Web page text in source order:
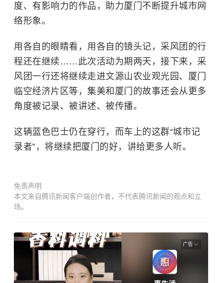
度、有影响力的作品，助力厦门不断提升城市网
络形象。
用各自的眼睛看，用各自的镜头记，采风团的行
程还在继续……此次活动为期两天，接下来，采
风团一行还将继续走进文源山农业观光园、厦门
临空经济片区等，集美和厦门的故事还会从更多
角度被记录、被讲述、被传播。
这辆蓝色巴士仍在穿行，而车上的这群“城市记
录者”，将继续把厦门的好，讲给更多人听。
免责声明
本文来自腾讯新闻客户端创作者，不代表腾讯新闻的观点和立
场。
广告